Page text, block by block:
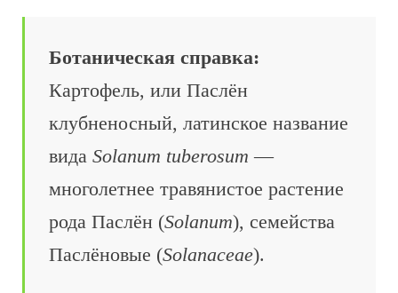
Ботаническая справка:
Картофель, или Паслён
клубненосный, латинское название
вида Solanum tuberosum —
многолетнее травянистое растение
рода Паслён (Solanum), семейства
Паслёновые (Solanaceae).